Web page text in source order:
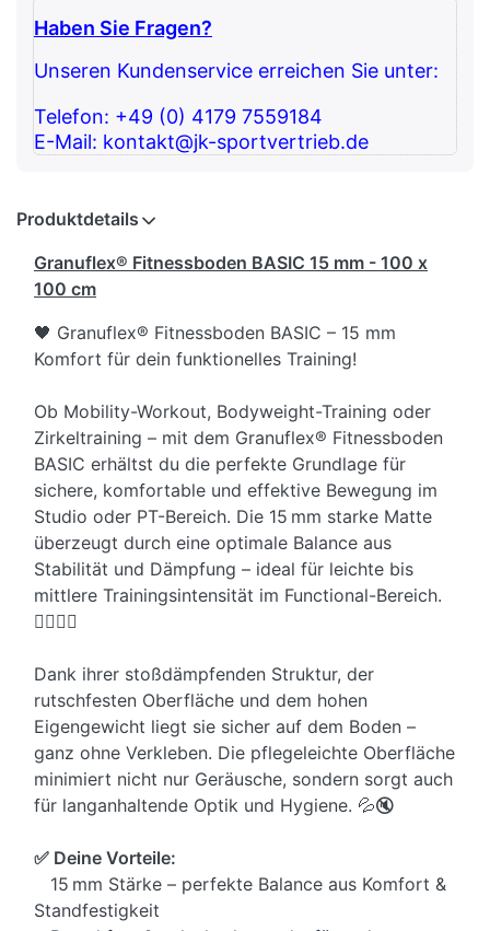
Haben Sie Fragen?
Unseren Kundenservice erreichen Sie unter:
Telefon: +49 (0) 4179 7559184
E-Mail: kontakt@jk-sportvertrieb.de
Produktdetails
Granuflex® Fitnessboden BASIC 15 mm - 100 x
100 cm
🖤 Granuflex® Fitnessboden BASIC – 15 mm
Komfort für dein funktionelles Training!
Ob Mobility-Workout, Bodyweight-Training oder
Zirkeltraining – mit dem Granuflex® Fitnessboden
BASIC erhältst du die perfekte Grundlage für
sichere, komfortable und effektive Bewegung im
Studio oder PT-Bereich. Die 15 mm starke Matte
überzeugt durch eine optimale Balance aus
Stabilität und Dämpfung – ideal für leichte bis
mittlere Trainingsintensität im Functional-Bereich.
🧘‍♂️🏋️‍♀️
Dank ihrer stoßdämpfenden Struktur, der
rutschfesten Oberfläche und dem hohen
Eigengewicht liegt sie sicher auf dem Boden –
ganz ohne Verkleben. Die pflegeleichte Oberfläche
minimiert nicht nur Geräusche, sondern sorgt auch
für langanhaltende Optik und Hygiene. 💦🔇
✅ Deine Vorteile:
15 mm Stärke – perfekte Balance aus Komfort &
Standfestigkeit